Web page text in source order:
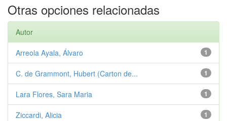
Otras opciones relacionadas
Autor
1
Arreola Ayala, Álvaro
1
C. de Grammont, Hubert (Carton de...
1
Lara Flores, Sara Maria
1
Ziccardi, Alicia